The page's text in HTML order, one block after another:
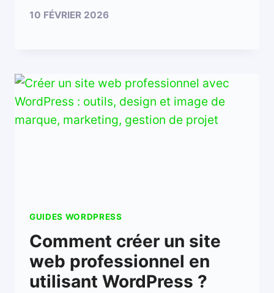
10 FÉVRIER 2026
GUIDES WORDPRESS
Comment créer un site
web professionnel en
utilisant WordPress ?